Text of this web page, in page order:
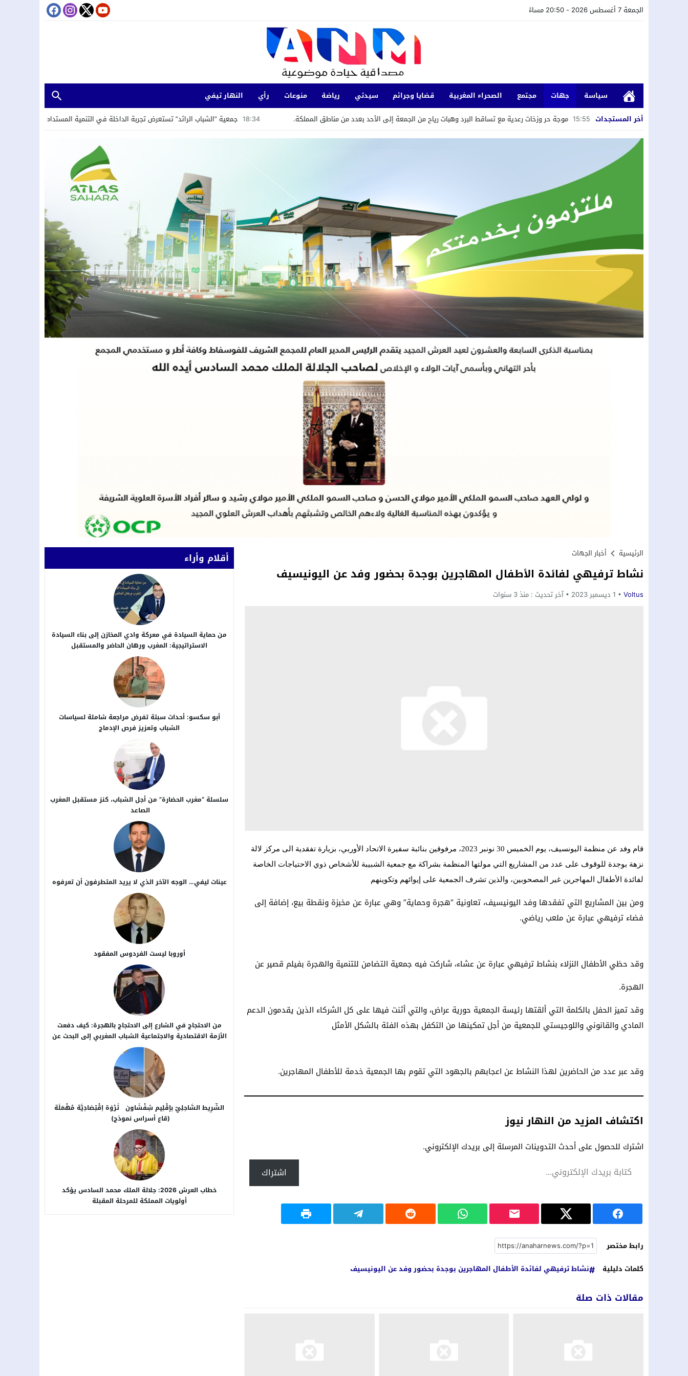
الجمعة 7 أغسطس 2026 - 20:50 مساءً
سياسة جهات مجتمع الصحراء المغربية قضايا وجرائم سيدتي رياضة منوعات رأي
النهار تيفي
أخر المستجدات
18:34 جمعية “الشباب الرائد” تستعرض تجربة الداخلة في التنمية المستدامة خلال لقاء حول العمل المناخي 15:55 موجة حر وزخات رعدية مع تساقط البرد وهبات رياح من الجمعة إلى الأحد بعدد من مناطق المملكة.
الرئيسية أخبار الجهات
نشاط ترفيهي لفائدة الأطفال المهاجرين بوجدة بحضور وفد عن اليونيسيف
Voltus 1 ديسمبر 2023 آخر تحديث : منذ 3 سنوات
قام وفد عن منظمة اليونسيف، يوم الخميس 30 نونبر 2023، مرفوقين بنائبة سفيرة الاتحاد الأوربي، بزيارة تفقدية الى مركز لالة
نزهة بوجدة للوقوف على عدد من المشاريع التي مولتها المنظمة بشراكة مع جمعية الشبيبة للأشخاص ذوي الاحتياجات الخاصة
لفائدة الأطفال المهاجرين غير المصحوبين، والذين تشرف الجمعية على إيوائهم وتكوينهم
ومن بين المشاريع التي تفقدها وفد اليونيسيف، تعاونية “هجرة وحماية” وهي عبارة عن مخبزة ونقطة بيع، إضافة إلى
فضاء ترفيهي عبارة عن ملعب رياضي.
وقد حظي الأطفال النزلاء بنشاط ترفيهي عبارة عن عشاء، شاركت فيه جمعية التضامن للتنمية والهجرة بفيلم قصير عن
الهجرة.
وقد تميز الحفل بالكلمة التي ألقتها رئيسة الجمعية حورية عراض، والتي أثنت فيها على كل الشركاء الذين يقدمون الدعم
المادي والقانوني واللوجيستي للجمعية من أجل تمكينها من التكفل بهذه الفئة بالشكل الأمثل
وقد عبر عدد من الحاضرين لهذا النشاط عن اعجابهم بالجهود التي تقوم بها الجمعية خدمة للأطفال المهاجرين.
اكتشاف المزيد من النهار نيوز
اشترك للحصول على أحدث التدوينات المرسلة إلى بريدك الإلكتروني.
اشتراك
رابط مختصر
كلمات دليلية
نشاط ترفيهي لفائدة الأطفال المهاجرين بوجدة بحضور وفد عن اليونيسيف
مقالات ذات صلة
أقلام وأراء
من حماية السيادة في معركة وادي المخازن إلى بناء السيادة
الاستراتيجية: المغرب ورهان الحاضر والمستقبل
أبو سكسو: أحداث سبتة تفرض مراجعة شاملة لسياسات
الشباب وتعزيز فرص الإدماج
سلسلة “مغرب الحضارة” من أجل ​الشباب، كنز مستقبل المغرب
الصاعد
عينات ليفي… الوجه الآخر الذي لا يريد المتطرفون أن تعرفوه
أوروبا ليست الفردوس المفقود
من الاحتجاج في الشارع إلى الاحتجاج بالهجرة: كيف دفعت
الأزمة الاقتصادية والاجتماعية الشباب المغربي إلى البحث عن
بدائل خارج الوطن؟
الشَّرِيط السَّاحِلِيّ بإقْلِيم شِفْشَاون ثَرْوَة اِقْتِصَادِيَّة مُهْمَلَة
(قاع أسراس نموذج)
خطاب العرش 2026: جلالة الملك محمد السادس يؤكد
أولويات المملكة للمرحلة المقبلة